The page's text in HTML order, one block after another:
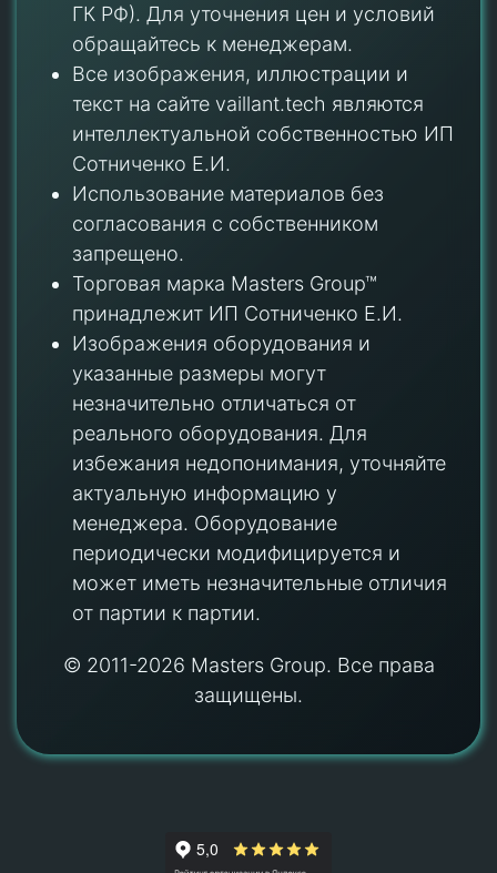
ГК РФ). Для уточнения цен и условий
обращайтесь к менеджерам.
Все изображения, иллюстрации и
текст на сайте vaillant.tech являются
интеллектуальной собственностью ИП
Сотниченко Е.И.
Использование материалов без
согласования с собственником
запрещено.
Торговая марка Masters Group™
принадлежит ИП Сотниченко Е.И.
Изображения оборудования и
указанные размеры могут
незначительно отличаться от
реального оборудования. Для
избежания недопонимания, уточняйте
актуальную информацию у
менеджера. Оборудование
периодически модифицируется и
может иметь незначительные отличия
от партии к партии.
© 2011-2026 Masters Group. Все права
защищены.